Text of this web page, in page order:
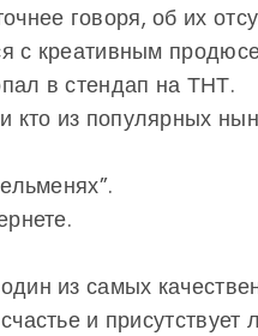
говоря, об их
с креативным
в стендап на ТНТ.
кто из популярных
из самых
и присутствует